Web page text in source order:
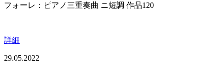
フォーレ：ピアノ三重奏曲 ニ短調 作品120
詳細
29.05.2022